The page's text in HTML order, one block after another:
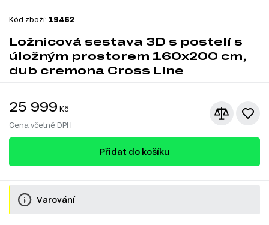
Kód zboží: 19462
Ložnicová sestava 3D s postelí s
úložným prostorem 160x200 cm,
dub cremona Cross Line
25 999 Kč
Cena včetně DPH
Přidat do košíku
Varování